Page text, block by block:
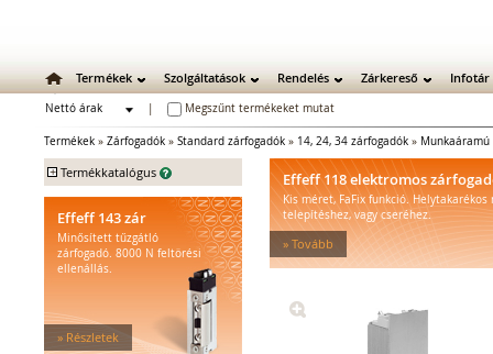
Termékek Szolgáltatások Rendelés Zárkereső Infotár
Nettó árak
Megszűnt termékeket mutat
Termékek » Zárfogadók » Standard zárfogadók » 14, 24, 34 zárfogadók »
+ Termékkatalógus
Mechanikus bevéső zárak
Zárbetétek
Lakatok
Zárpajzsok
Mechanikus kiegészítők
Effeff 143 zár
Minősített tűzgátló
zárfogadó. 8000 N feltörési
ellenállás.
» Részletek
Effeff 118 elektromos
Kis méret, FaFix funkció. Helytakarékos
telepítéshez, vagy cseréhez.
» Tovább